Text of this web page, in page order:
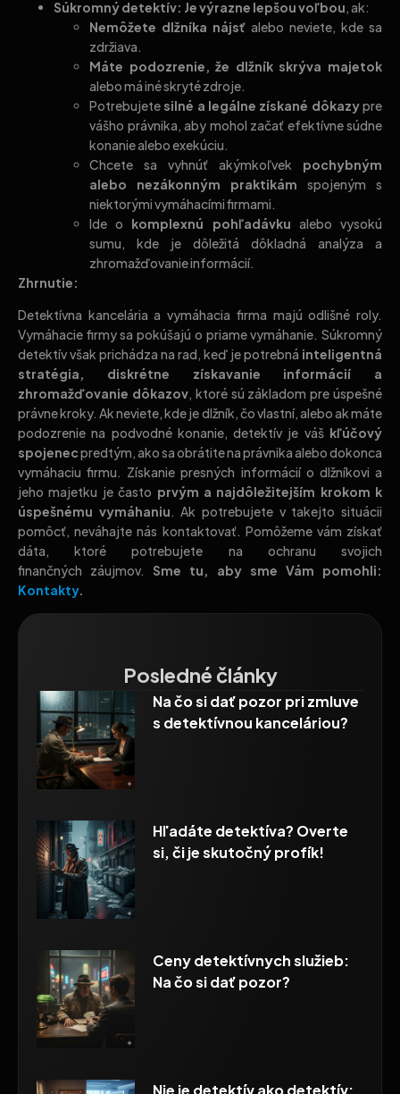
Súkromný detektív: Je výrazne lepšou voľbou, ak:
Nemôžete dlžníka nájsť alebo neviete, kde sa
zdržiava.
Máte podozrenie, že dlžník skrýva majetok
alebo má iné skryté zdroje.
Potrebujete silné a legálne získané dôkazypre
vášho právnika, aby mohol začať efektívne súdne
konanie alebo exekúciu.
Chcete sa vyhnúť akýmkoľvek pochybným
alebo nezákonným praktikám spojeným s
niektorými vymáhacími firmami.
Ide o komplexnú pohľadávku alebo vysokú
sumu, kde je dôležitá dôkladná analýza a
zhromažďovanie informácií.
Zhrnutie:
Detektívna kancelária a vymáhacia firma majú odlišné roly.
Vymáhacie firmy sa pokúšajú o priame vymáhanie. Súkromný
detektív však prichádza na rad, keď je potrebná inteligentná
stratégia, diskrétne získavanie informácií a
zhromažďovanie dôkazov, ktoré sú základom pre úspešné
právne kroky. Ak neviete, kde je dlžník, čo vlastní, alebo ak máte
podozrenie na podvodné konanie, detektív je váš kľúčový
spojenecpredtým, ako sa obrátite na právnika alebo dokonca
vymáhaciu firmu. Získanie presných informácií o dlžníkovi a
jeho majetku je často prvým a najdôležitejším krokom k
úspešnému vymáhaniu. Ak potrebujete v takejto situácii
pomôcť, neváhajte nás kontaktovať. Pomôžeme vám získať
dáta, ktoré potrebujete na ochranu svojich
finančných záujmov.Sme tu, aby sme Vám pomohli:
Kontakty.
Posledné články
Na čo si dať pozor pri zmluve
s detektívnou kanceláriou?
Hľadáte detektíva? Overte
si, či je skutočný profík!
Ceny detektívnych služieb:
Na čo si dať pozor?
Nie je detektív ako detektív: